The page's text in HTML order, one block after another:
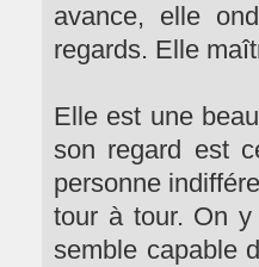
avance, elle
regards. Elle
Elle est une
son regard est
personne
tour à tour. On y
semble capable